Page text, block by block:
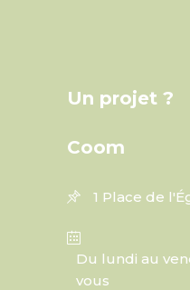
Un projet ?
Coom
1 Place de
Du lundi au
vous